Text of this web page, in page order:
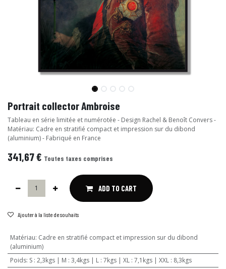
Portrait collector Ambroise
Tableau en série limitée et numérotée - Design Rachel & Benoît Convers -
Matériau: Cadre en stratifié compact et impression sur du dibond
(aluminium) - Fabriqué en France
341,67€ Toutes taxes comprises
ADD TO CART
Ajouter à la liste de souhaits
Matériau: Cadre en stratifié compact et impression sur du dibond
(aluminium)
Poids: S : 2,3kgs | M : 3,4kgs | L : 7kgs | XL : 7,1kgs | XXL : 8,3kgs